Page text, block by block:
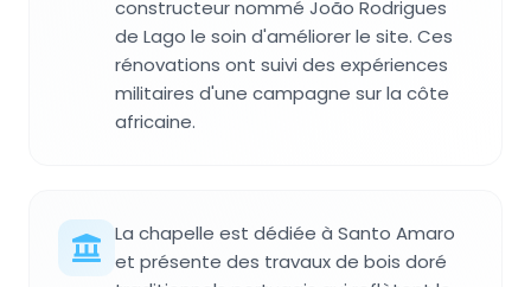
constructeur nommé João Rodrigues
de Lago le soin d'améliorer le site. Ces
rénovations ont suivi des expériences
militaires d'une campagne sur la côte
africaine.
La chapelle est dédiée à Santo Amaro
et présente des travaux de bois doré